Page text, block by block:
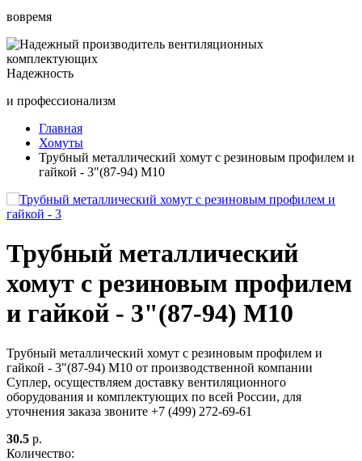
вовремя
Надежность
и профессионализм
Главная
Хомуты
Трубный металлический хомут с резиновым профилем и
гайкой - 3"(87-94) М10
Трубный металлический
хомут с резиновым профилем
и гайкой - 3"(87-94) М10
Трубный металлический хомут с резиновым профилем и
гайкой - 3"(87-94) М10 от производственной компании
Суплер, осуществляем доставку вентиляционного
оборудования и комплектующих по всей России, для
уточнения заказа звоните +7 (499) 272-69-61
30.5 р.
Количество: